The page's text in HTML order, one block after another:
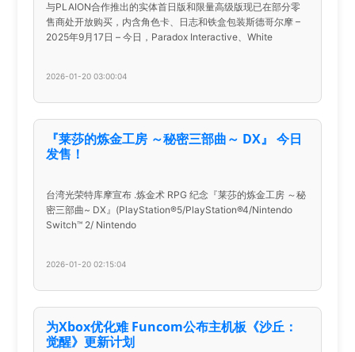
与PLAION合作推出的实体首日版和限量高级版现已在部分零
售商处开放购买，内含角色卡、日志和铁盒包装斯德哥尔摩 –
2025年9月17日 – 今日，Paradox Interactive、White
2026-01-20 03:00:04
『莱莎的炼金工房 ～秘密三部曲～ DX』 今日
发售！
台湾光荣特库摩宣布 .炼金术 RPG 纪念『莱莎的炼金工房 ～秘
密三部曲~ DX』(PlayStation®5/PlayStation®4/Nintendo
Switch™ 2/ Nintendo
2026-01-20 02:15:04
为Xbox优化难 Funcom公布主机板《沙丘：
觉醒》更新计划